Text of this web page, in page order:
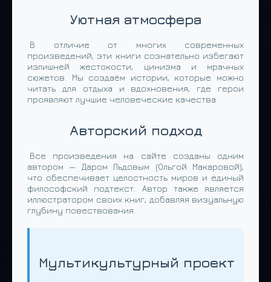
Уютная атмосфера
В отличие от многих современных
произведений, эти книги сознательно избегают
излишней жестокости, цинизма и мрачных
сюжетов. Мы создаём истории, которые можно
читать для отдыха и вдохновения, где герои
проявляют лучшие человеческие качества.
Авторский подход
Все произведения на сайте созданы одним
автором — Даром Льдовым (Ольгой Макаровой),
что обеспечивает целостность миров и единый
философский подтекст. Автор также является
иллюстратором своих книг, добавляя визуальную
глубину повествования.
Мультикультурный проект